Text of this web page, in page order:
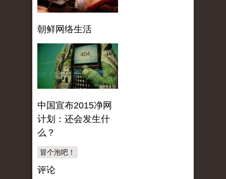
朝鲜网络生活
中国宣布2015净网
计划：还会发生什
么？
冒个泡吧！
评论